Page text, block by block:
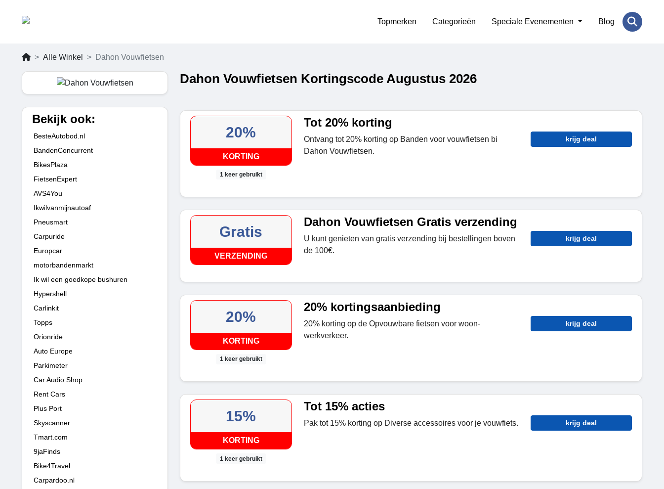
Topmerken Categorieën Speciale Evenementen Blog
Alle Winkel Dahon Vouwfietsen
Bekijk ook:
BesteAutobod.nl
BandenConcurrent
BikesPlaza
FietsenExpert
AVS4You
Ikwilvanmijnautoaf
Pneusmart
Carpuride
Europcar
motorbandenmarkt
Ik wil een goedkope bushuren
Hypershell
Carlinkit
Topps
Orionride
Auto Europe
Parkimeter
Car Audio Shop
Rent Cars
Plus Port
Skyscanner
Tmart.com
9jaFinds
Bike4Travel
Carpardoo.nl
Dahon Vouwfietsen Kortingscode Augustus 2026
20%
KORTING
1 keer gebruikt
Tot 20% korting
Ontvang tot 20% korting op Banden voor vouwfietsen bi
Dahon Vouwfietsen.
krijg deal
Gratis
VERZENDING
Dahon Vouwfietsen Gratis verzending
U kunt genieten van gratis verzending bij bestellingen boven
de 100€.
krijg deal
20%
KORTING
1 keer gebruikt
20% kortingsaanbieding
20% korting op de Opvouwbare fietsen voor woon-
werkverkeer.
krijg deal
15%
KORTING
1 keer gebruikt
Tot 15% acties
Pak tot 15% korting op Diverse accessoires voor je vouwfiets. krijg deal